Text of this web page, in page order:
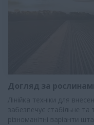
Догляд за
Лінійка техніки для
забезпечує стабільне
різноманітні варіанти